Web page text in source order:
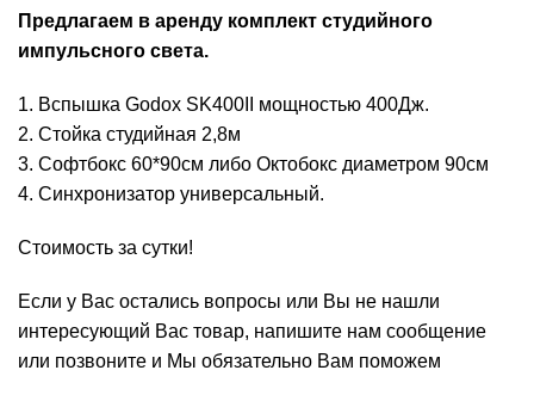
Предлагаем в аренду комплект студийного
импульсного света.
1. Вспышка Godox SK400II мощностью 400Дж.
2. Стойка студийная 2,8м
3. Софтбокс 60*90см либо Октобокс диаметром 90см
4. Синхронизатор универсальный.
Стоимоcть за сутки!
Если у Вас остались вопросы или Вы не нашли
интересующий Вас товар, напишите нам сообщение
или позвоните и Мы обязательно Вам поможем